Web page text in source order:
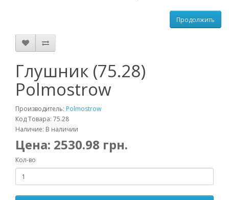
Продолжить
Глушник (75.28)
Polmostrow
Производитель: Polmostrow
Код Товара: 75.28
Наличие: В наличии
Цена: 2530.98 грн.
Кол-во